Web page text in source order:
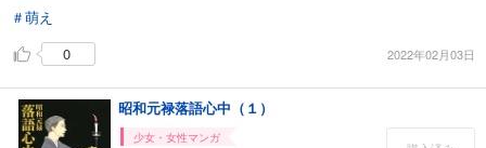
＃萌え
0
2022年02月03日
昭和元禄落語心中（１）
少女・女性マンガ